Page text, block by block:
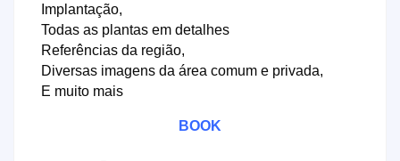
Implantação,
Todas as plantas em detalhes
Referências da região,
Diversas imagens da área comum e privada,
E muito mais
BOOK